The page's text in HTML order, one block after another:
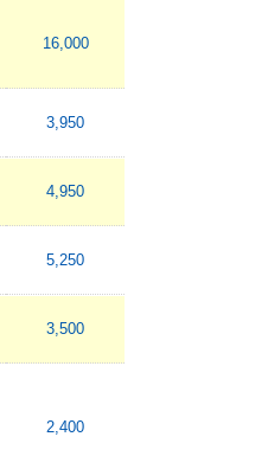
16,000
3,950
4,950
5,250
3,500
2,400